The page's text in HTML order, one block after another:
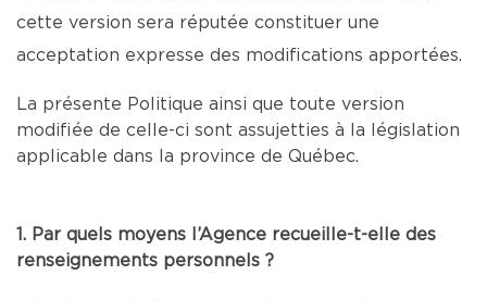
cette version sera réputée constituer une
acceptation expresse des modifications apportées.
La présente Politique ainsi que toute version
modifiée de celle-ci sont assujetties à la législation
applicable dans la province de Québec.
1. Par quels moyens l’Agence recueille-t-elle des
renseignements personnels ?